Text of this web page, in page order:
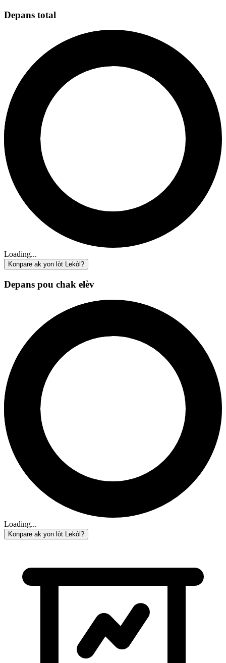
Depans total
Loading...
Konpare ak yon lòt Lekòl?
Depans pou chak elèv
Loading...
Konpare ak yon lòt Lekòl?